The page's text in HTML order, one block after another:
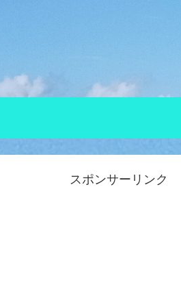
スポンサーリンク